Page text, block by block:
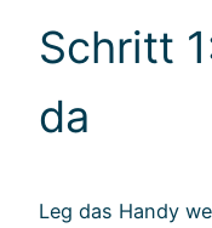
Schritt
da
Leg das Handy